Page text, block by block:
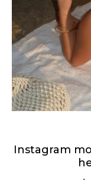
Instagram